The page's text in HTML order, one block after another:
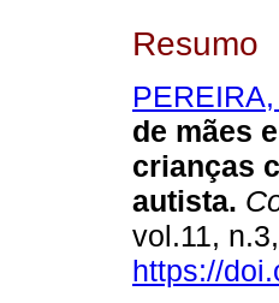
Resumo
de mães
crianças
autista.
vol.11,
https://